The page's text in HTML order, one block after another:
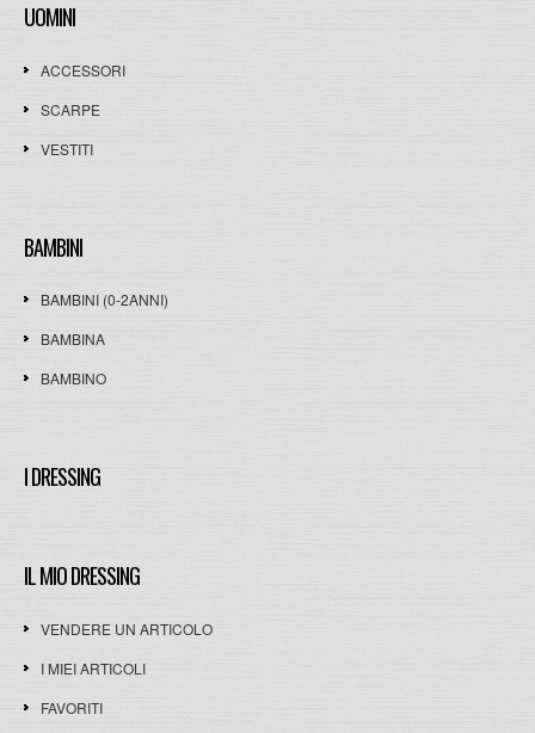
UOMINI
ACCESSORI
SCARPE
VESTITI
BAMBINI
BAMBINI (0-2ANNI)
BAMBINA
BAMBINO
I DRESSING
IL MIO DRESSING
VENDERE UN ARTICOLO
I MIEI ARTICOLI
FAVORITI